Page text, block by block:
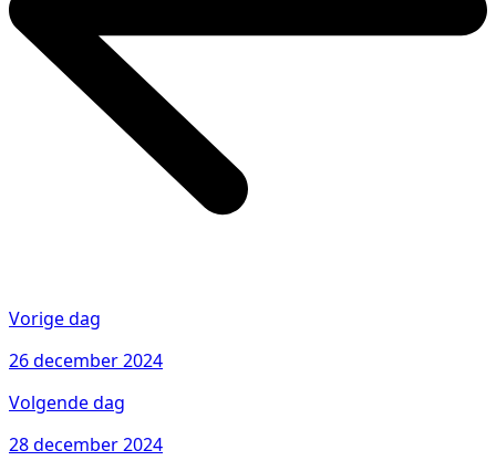
Vorige dag
26 december 2024
Volgende dag
28 december 2024